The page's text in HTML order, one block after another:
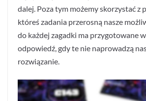
dalej. Poza tym możemy skorzystać z
któreś zadania przerosną nasze
do każdej zagadki ma przygotowane
odpowiedź, gdy te nie naprowadzą
rozwiązanie.